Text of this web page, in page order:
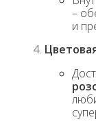
–
и